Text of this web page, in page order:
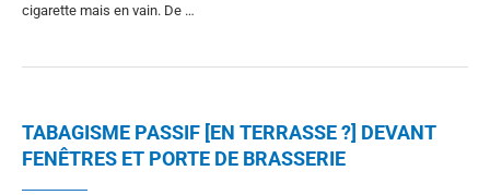
cigarette mais en vain. De …
TABAGISME PASSIF [EN TERRASSE ?] DEVANT
FENÊTRES ET PORTE DE BRASSERIE